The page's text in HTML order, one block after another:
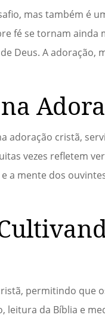
mas também é
fé se tornam ainda
Deus. A adoração,
adoração cristã,
vezes refletem
a mente dos
permitindo que
leitura da Bíblia e